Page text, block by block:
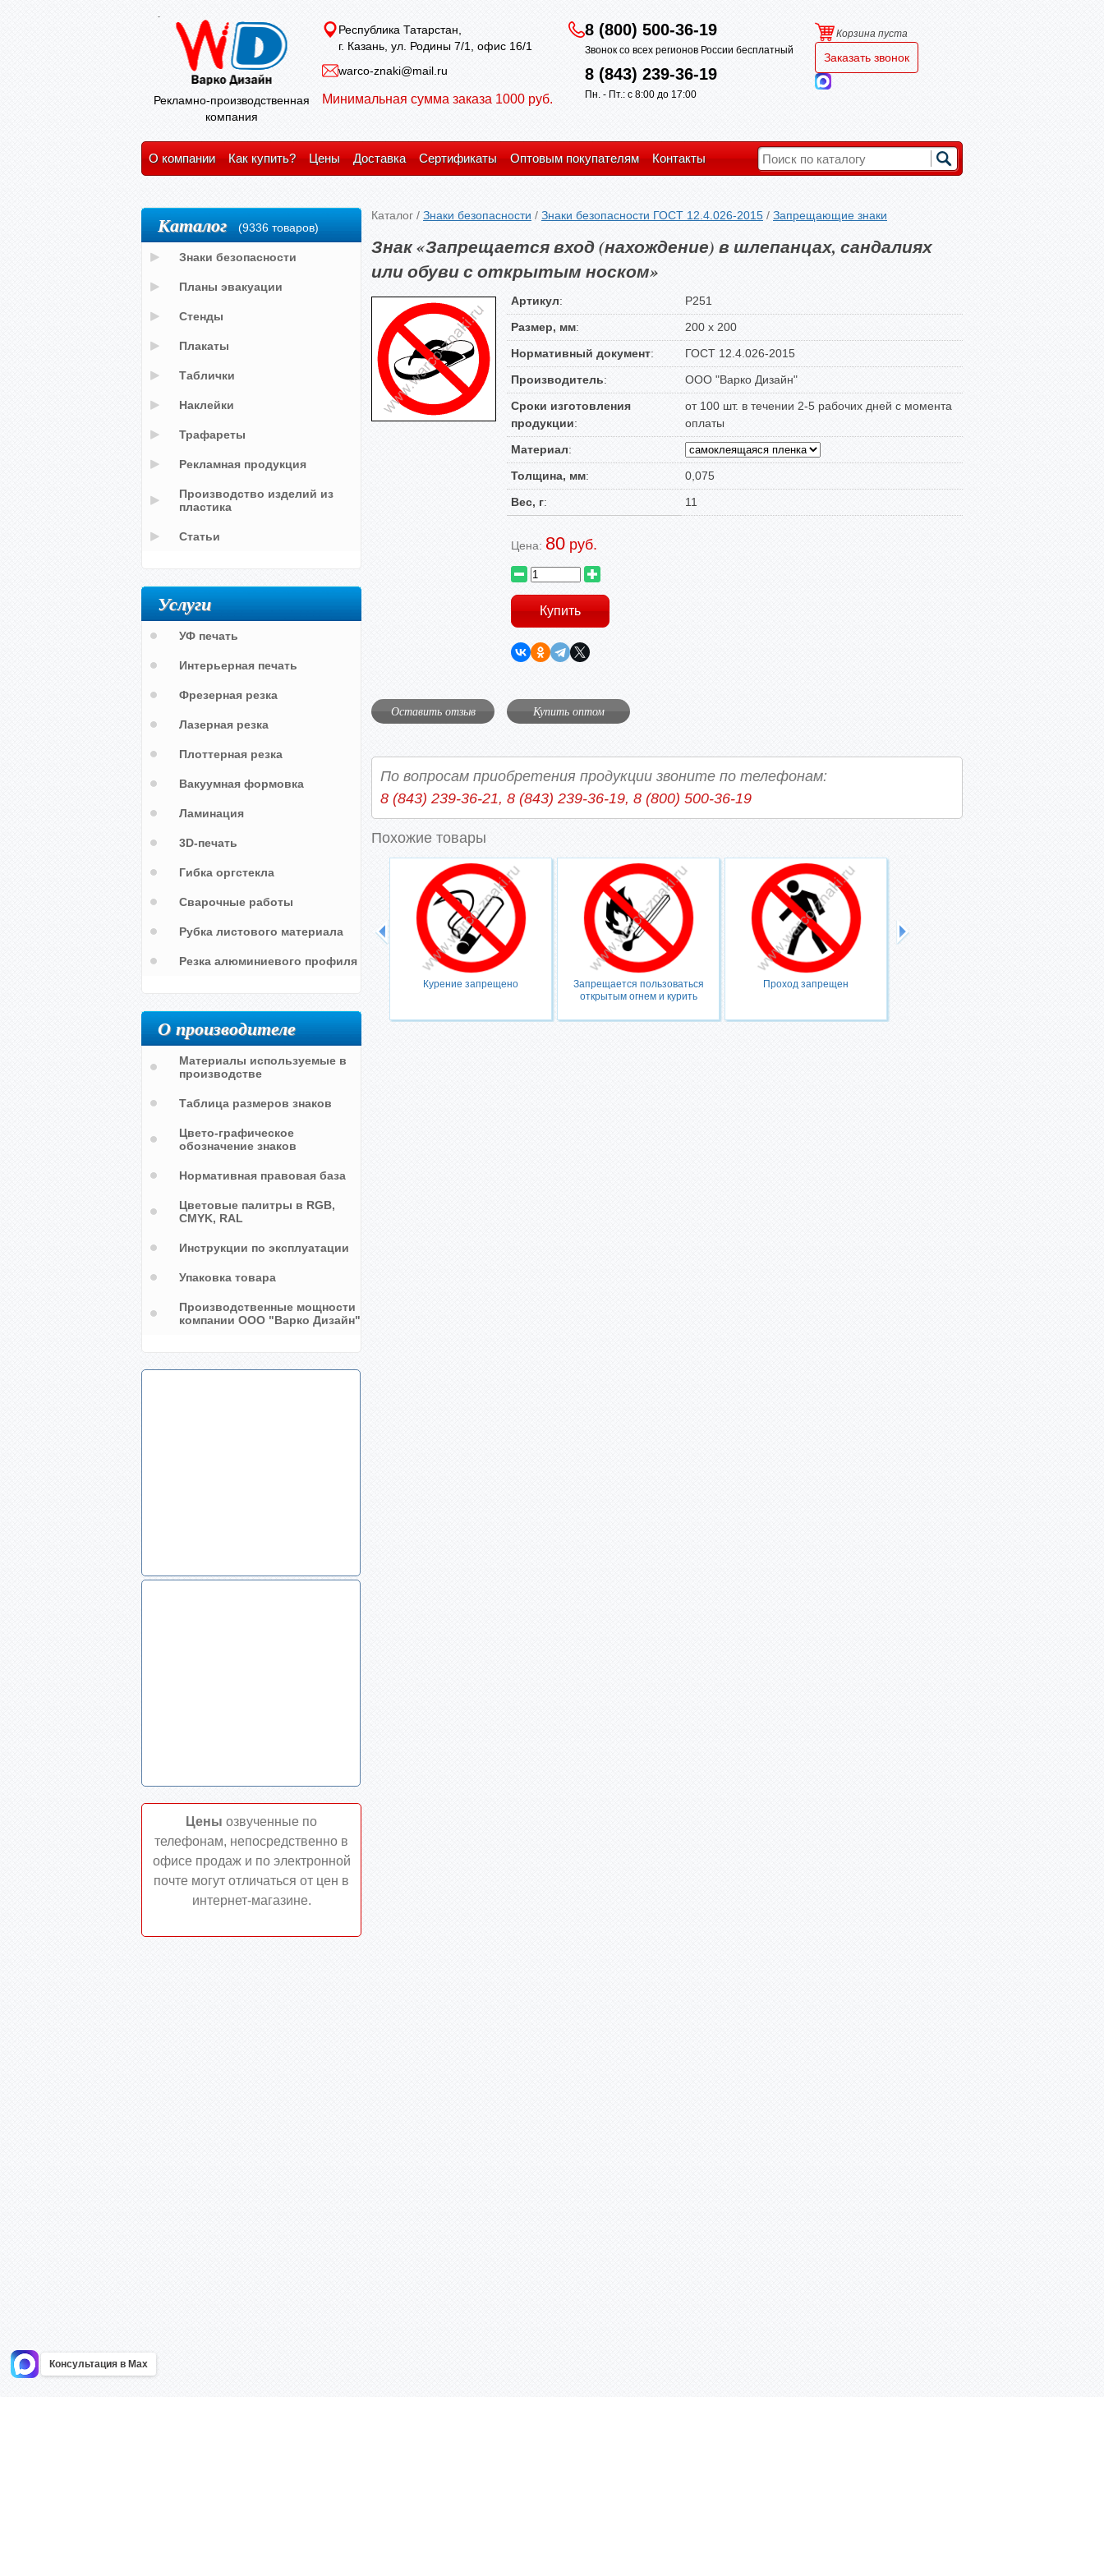
Рекламно-производственная
компания
Республика Татарстан,
г. Казань, ул. Родины 7/1, офис 16/1
warco-znaki@mail.ru
Минимальная сумма заказа 1000 руб.
8 (800) 500-36-19
Звонок со всех регионов России бесплатный
8 (843) 239-36-19
Пн. - Пт.: с 8:00 до 17:00
Корзина пуста
Заказать звонок
О компании Как купить? Цены Доставка Сертификаты Оптовым покупателям Контакты
Каталог / Знаки безопасности / Знаки безопасности ГОСТ 12.4.026-2015 / Запрещающие знаки
Знак «Запрещается вход (нахождение) в шлепанцах, сандалиях
или обуви с открытым носком»
Артикул:
P251
Размер, мм:
200 х 200
Нормативный документ:
ГОСТ 12.4.026-2015
Производитель:
ООО "Варко Дизайн"
Сроки изготовления
продукции:
от 100 шт. в течении 2-5 рабочих дней с момента
оплаты
Материал:
Толщина, мм:
0,075
Вес, г: 11
Цена: 80 руб.
Оставить отзыв Купить оптом
По вопросам приобретения продукции звоните по телефонам:
8 (843) 239-36-21, 8 (843) 239-36-19, 8 (800) 500-36-19
Похожие товары
Курение запрещено
Запрещается пользоваться
открытым огнем и курить
Проход запрещен
Каталог (9336 товаров)
Знаки безопасности
Планы эвакуации
Стенды
Плакаты
Таблички
Наклейки
Трафареты
Рекламная продукция
Производство изделий из
пластика
Статьи
Услуги
УФ печать
Интерьерная печать
Фрезерная резка
Лазерная резка
Плоттерная резка
Вакуумная формовка
Ламинация
3D-печать
Гибка оргстекла
Сварочные работы
Рубка листового материала
Резка алюминиевого профиля
О производителе
Материалы используемые в
производстве
Таблица размеров знаков
Цвето-графическое
обозначение знаков
Нормативная правовая база
Цветовые палитры в RGB,
CMYK, RAL
Инструкции по эксплуатации
Упаковка товара
Производственные мощности
компании ООО "Варко Дизайн"
Цены озвученные по
телефонам, непосредственно в
офисе продаж и по электронной
почте могут отличаться от цен в
интернет-магазине.
Консультация в Max